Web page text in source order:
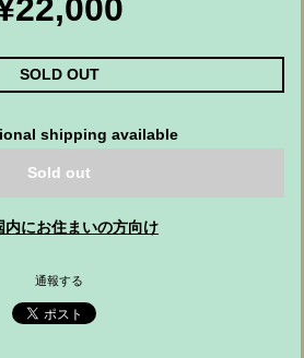
SOLD OUT
shipping available
Sold out
内にお住まいの方向け
通報する